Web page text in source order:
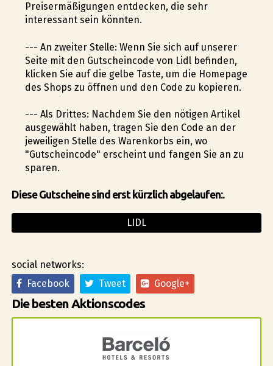
Preisermäßigungen entdecken, die sehr
interessant sein könnten.
--- An zweiter Stelle: Wenn Sie sich auf unserer
Seite mit den Gutscheincode von Lidl befinden,
klicken Sie auf die gelbe Taste, um die Homepage
des Shops zu öffnen und den Code zu kopieren.
--- Als Drittes: Nachdem Sie den nötigen Artikel
ausgewählt haben, tragen Sie den Code an der
jeweiligen Stelle des Warenkorbs ein, wo
"Gutscheincode" erscheint und fangen Sie an zu
sparen.
Diese Gutscheine sind erst kürzlich abgelaufen:.
LIDL
social networks:
Facebook
Tweet Google+
Die besten Aktionscodes